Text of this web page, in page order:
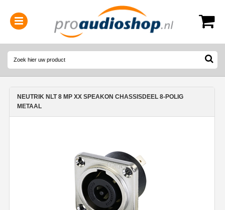
0314-364515
NEUTRIK NLT 8 MP XX SPEAKON CHASSISDEEL 8-POLIG
METAAL